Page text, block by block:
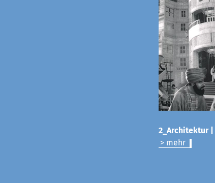
2_Architektur |
> mehr